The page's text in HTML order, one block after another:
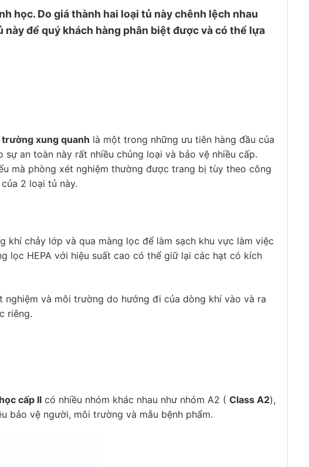
học. Do giá thành hai loại tủ này chênh lệch nhau
để quý khách hàng phân biệt được và có thể lựa
xung quanh là một trong những ưu tiên hàng đầu của
an toàn này rất nhiều chủng loại và bảo vệ nhiều cấp.
mà phòng xét nghiệm thường được trang bị tùy theo công
2 loại tủ này.
chảy lớp và qua màng lọc để làm sạch khu vực làm việc
lọc HEPA với hiệu suất cao có thể giữ lại các hạt có kích
và môi trường do hướng đi của dòng khí vào và ra
riêng.
cấp II có nhiều nhóm khác nhau như nhóm A2 ( Class A2),
bảo vệ người, môi trường và mẫu bệnh phẩm.